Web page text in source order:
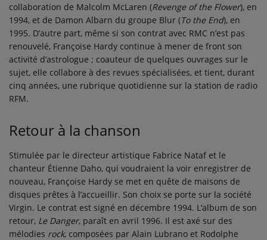
collaboration de Malcolm McLaren (Revenge of the Flower), en
1994, et de Damon Albarn du groupe Blur (To the End), en
1995. D’autre part, même si son contrat avec RMC n’est pas
renouvelé, Françoise Hardy continue à mener de front son
activité d’astrologue ; coauteur de quelques ouvrages sur le
sujet, elle collabore à des revues spécialisées, et tient, durant
cinq années, une rubrique quotidienne sur la station de radio
RFM.
Retour à la chanson
Stimulée par le directeur artistique Fabrice Nataf et le
chanteur Étienne Daho, qui voudraient la voir enregistrer de
nouveau, Françoise Hardy se met en quête de maisons de
disques prêtes à l’accueillir. Son choix se porte sur la société
Virgin. Le contrat est signé en décembre 1994. L’album de son
retour, Le Danger, paraît en avril 1996. Il est axé sur des
mélodies rock, composées par Alain Lubrano et Rodolphe